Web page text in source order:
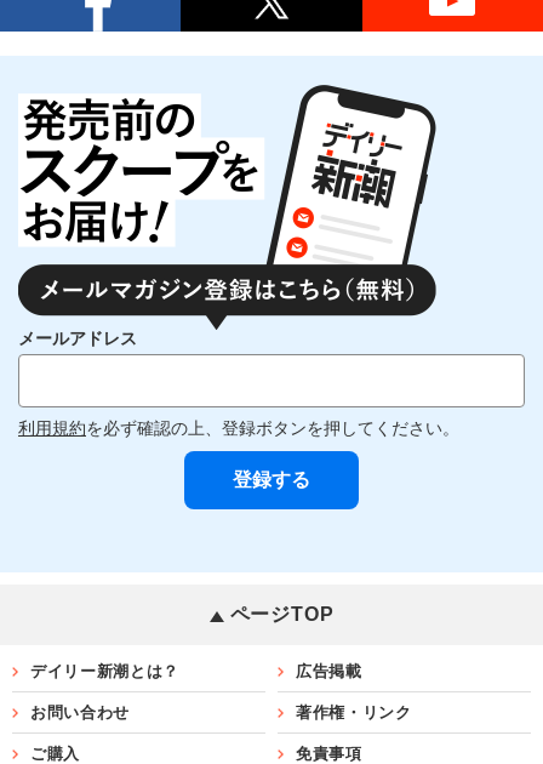
メールアドレス
利用規約を必ず確認の上、登録ボタンを押してください。
ページTOP
デイリー新潮とは？ 広告掲載
お問い合わせ 著作権・リンク
ご購入 免責事項